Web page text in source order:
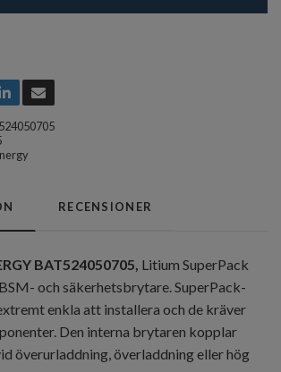
RECENSIONER
BAT524050705, Litium SuperPack
och säkerhetsbrytare. SuperPack-
enkla att installera och de kräver
Den interna brytaren kopplar
överurladdning, överladdning eller hög